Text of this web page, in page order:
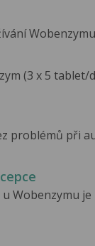
(3 x 5 tablet/
problémů při
Wobenzymu